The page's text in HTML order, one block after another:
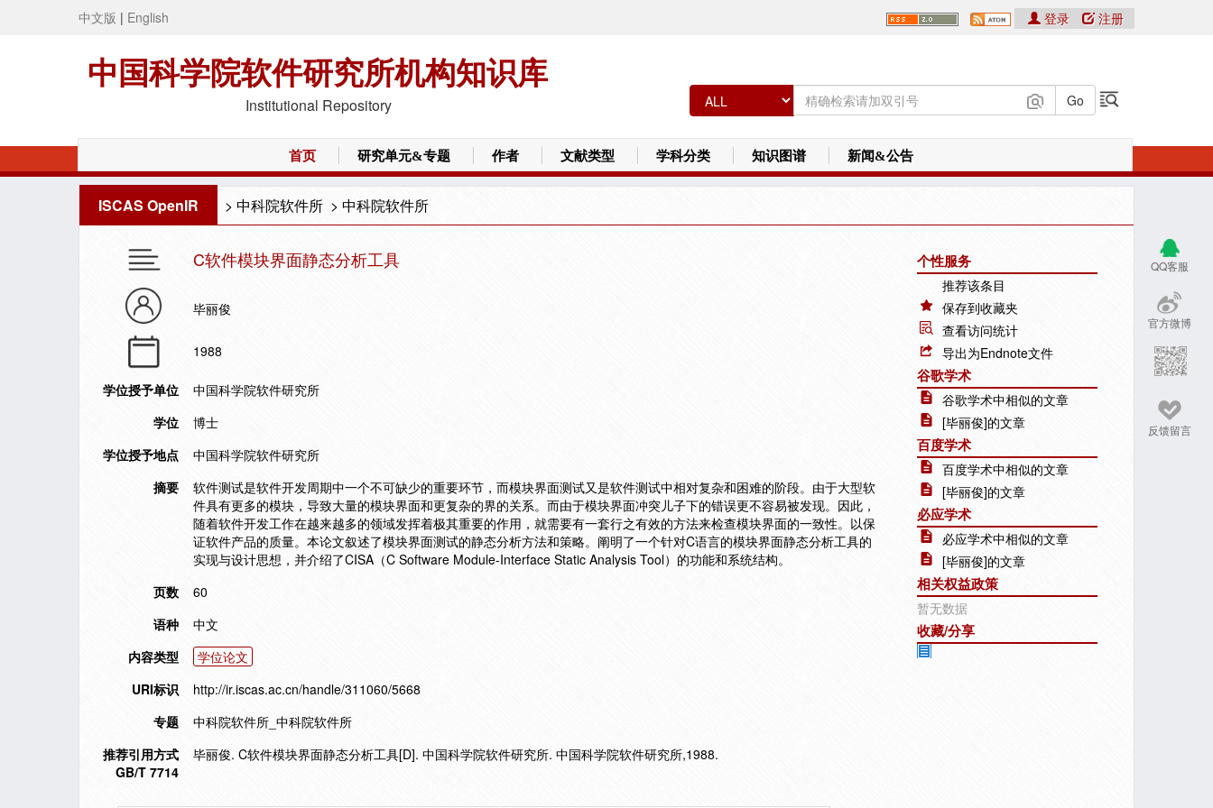
中文版 | English
中国科学院软件研究所机构知识库
Institutional Repository
登录 注册
首页 研究单元&专题 作者 文献类型 学科分类 知识图谱 新闻&公告
ISCAS OpenIR > 中科院软件所 > 中科院软件所
QQ客服
官方微博
反馈留言
C软件模块界面静态分析工具
毕丽俊
1988
学位授予单位
中国科学院软件研究所
学位
博士
学位授予地点
中国科学院软件研究所
摘要
软件测试是软件开发周期中一个不可缺少的重要环节，而模块界面测试又是软件测试中相对复杂和困难的阶段。由于大型软
件具有更多的模块，导致大量的模块界面和更复杂的界的关系。而由于模块界面冲突儿子下的错误更不容易被发现。因此，
随着软件开发工作在越来越多的领域发挥着极其重要的作用，就需要有一套行之有效的方法来检查模块界面的一致性。以保
证软件产品的质量。本论文叙述了模块界面测试的静态分析方法和策略。阐明了一个针对C语言的模块界面静态分析工具的
实现与设计思想，并介绍了CISA（C Software Module-Interface Static Analysis Tool）的功能和系统结构。
页数
60
语种
中文
内容类型
学位论文
URI标识
http://ir.iscas.ac.cn/handle/311060/5668
专题
中科院软件所_中科院软件所
推荐引用方式
GB/T 7714
毕丽俊. C软件模块界面静态分析工具[D]. 中国科学院软件研究所. 中国科学院软件研究所,1988.
个性服务
推荐该条目
保存到收藏夹
查看访问统计
导出为Endnote文件
谷歌学术
谷歌学术中相似的文章
[毕丽俊]的文章
百度学术
百度学术中相似的文章
[毕丽俊]的文章
必应学术
必应学术中相似的文章
[毕丽俊]的文章
相关权益政策
暂无数据
收藏/分享